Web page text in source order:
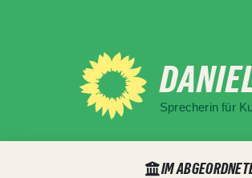
Sprecherin für
IM